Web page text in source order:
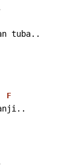
tuba..
F